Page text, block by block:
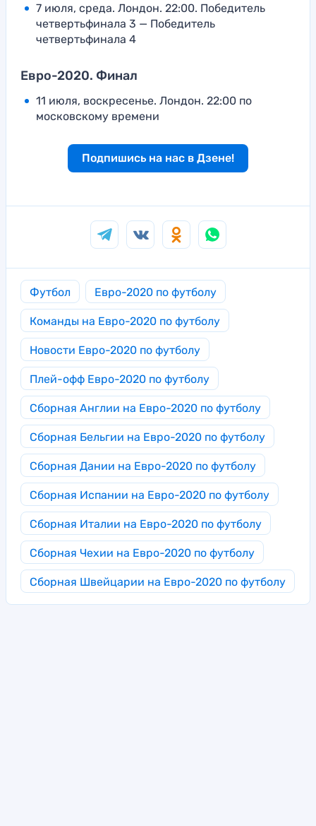
7 июля, среда. Лондон. 22:00. Победитель
четвертьфинала 3 — Победитель
четвертьфинала 4
Евро-2020. Финал
11 июля, воскресенье. Лондон. 22:00 по
московскому времени
Подпишись на нас в Дзене!
Футбол Евро-2020 по футболу
Команды на Евро-2020 по футболу
Новости Евро-2020 по футболу
Плей-офф Евро-2020 по футболу
Сборная Англии на Евро-2020 по футболу
Сборная Бельгии на Евро-2020 по футболу
Сборная Дании на Евро-2020 по футболу
Сборная Испании на Евро-2020 по футболу
Сборная Италии на Евро-2020 по футболу
Сборная Чехии на Евро-2020 по футболу
Сборная Швейцарии на Евро-2020 по футболу